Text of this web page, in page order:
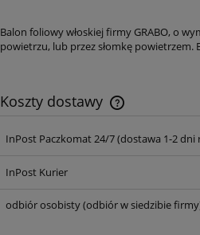
Balon foliowy włoskiej firmy GRABO, o
powietrzu, lub przez słomkę
Koszty dostawy
Cena nie
InPost Paczkomat 24/7 (dostawa 1-2 dni
InPost Kurier
odbiór osobisty(odbiór w siedzibie